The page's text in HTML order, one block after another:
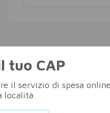
tuo CAP
il servizio di spesa
località.